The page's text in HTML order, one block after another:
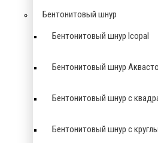
Бентонитовый шнур
Бентонитовый шнур Icopal
Бентонитовый шнур
Бентонитовый шнур с
Бентонитовый шнур с